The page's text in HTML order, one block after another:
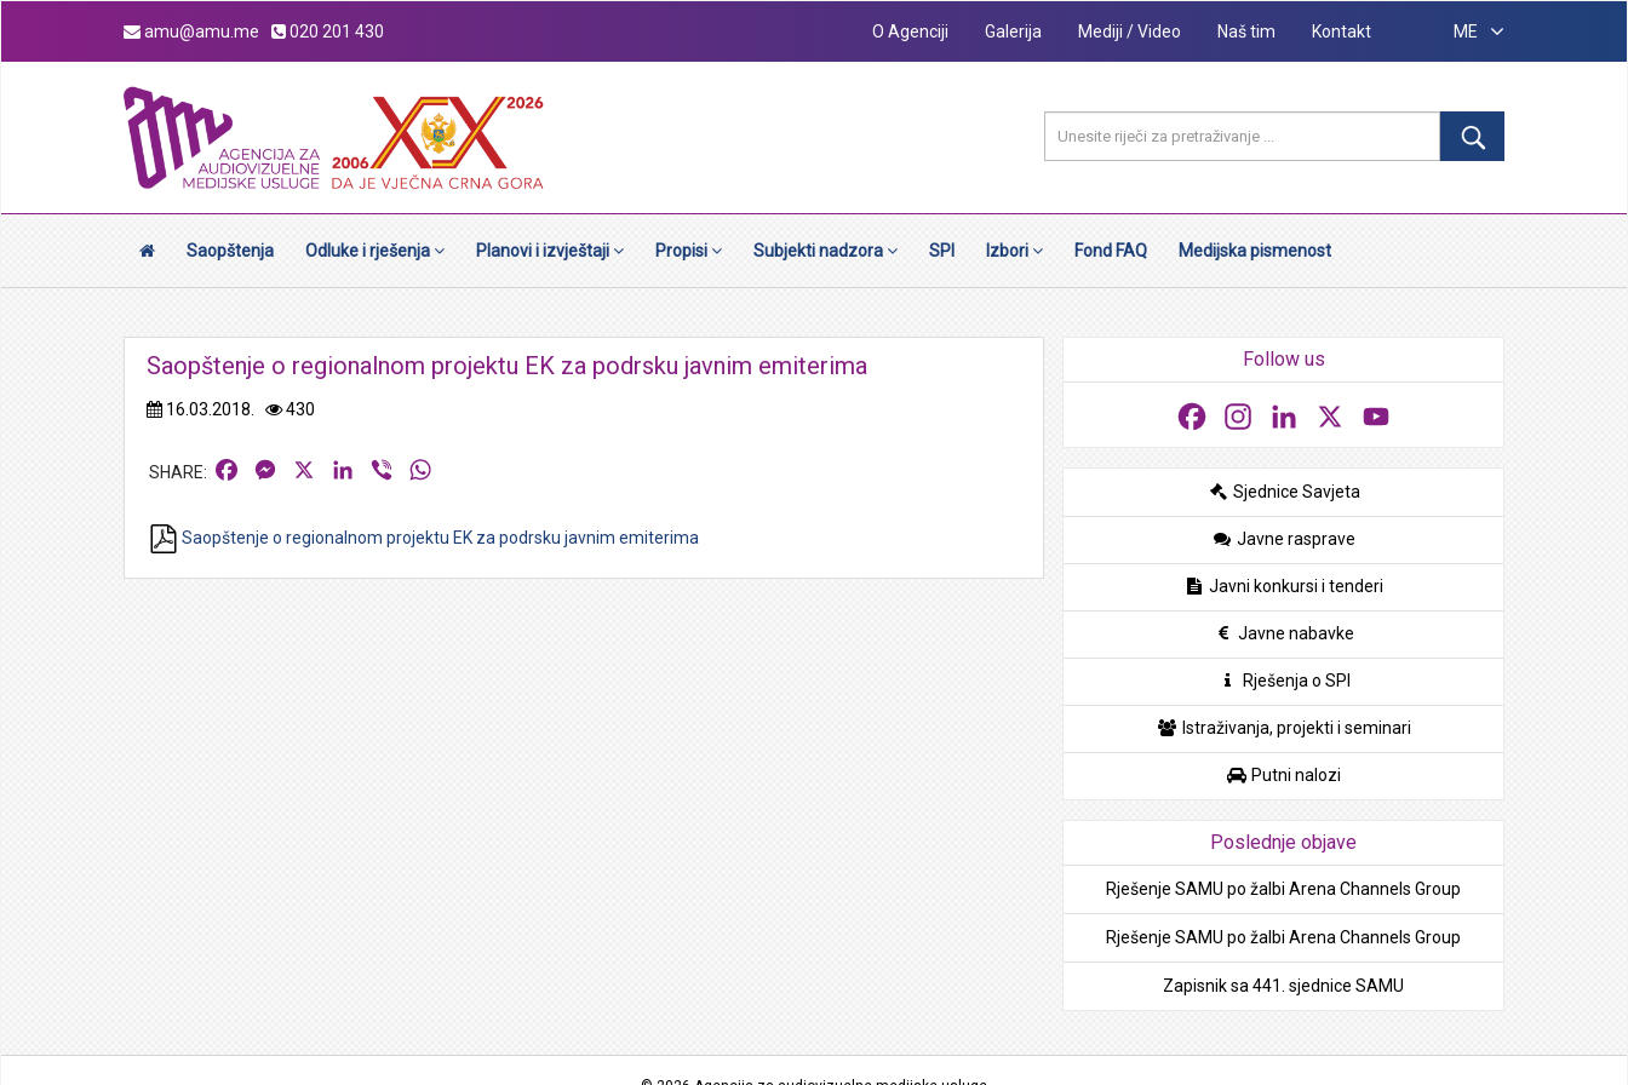
amu@amu.me 020 201 430 O Agenciji Galerija Mediji / Video Naš tim Kontakt ME
Saopštenja Odluke i rješenja Planovi i izvještaji Propisi Subjekti nadzora SPI Izbori Fond FAQ Medijska pismenost
Saopštenje o regionalnom projektu EK za podrsku javnim emiterima
16.03.2018. 430
FacebookMessengerLinkedIn
Viber
Saopštenje o regionalnom projektu EK za podrsku javnim emiterima
Follow us
FacebookInstagramLinkedIn
Sjednice Savjeta
Javne rasprave
Javni konkursi i tenderi
Javne nabavke
Rješenja o SPI
Istraživanja, projekti i seminari
Putni nalozi
Poslednje objave
Rješenje SAMU po žalbi Arena Channels Group
Rješenje SAMU po žalbi Arena Channels Group
Zapisnik sa 441. sjednice SAMU